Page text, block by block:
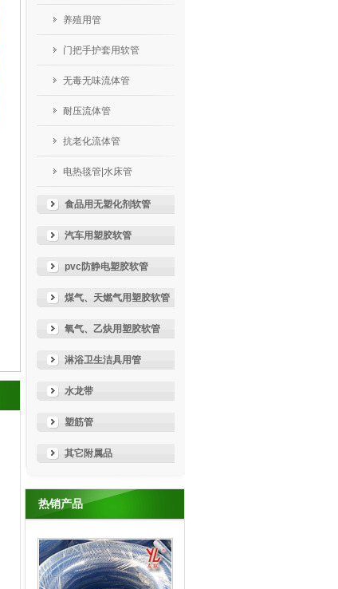
养殖用管
门把手护套用软管
无毒无味流体管
耐压流体管
抗老化流体管
电热毯管|水床管
食品用无塑化剂软管
汽车用塑胶软管
pvc防静电塑胶软管
煤气、天燃气用塑胶软管
氧气、乙炔用塑胶软管
淋浴卫生洁具用管
水龙带
塑筋管
其它附属品
热销产品